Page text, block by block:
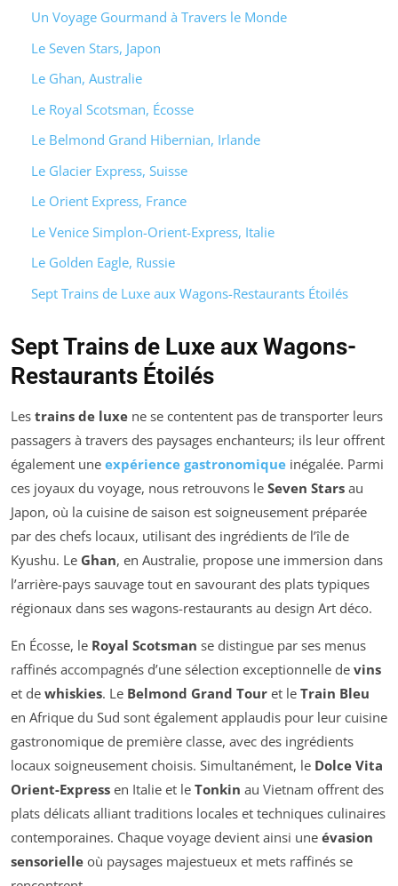
Un Voyage Gourmand à Travers le Monde
Le Seven Stars, Japon
Le Ghan, Australie
Le Royal Scotsman, Écosse
Le Belmond Grand Hibernian, Irlande
Le Glacier Express, Suisse
Le Orient Express, France
Le Venice Simplon-Orient-Express, Italie
Le Golden Eagle, Russie
Sept Trains de Luxe aux Wagons-Restaurants Étoilés
Sept Trains de Luxe aux Wagons-
Restaurants Étoilés
Les trains de luxe ne se contentent pas de transporter leurs
passagers à travers des paysages enchanteurs; ils leur offrent
également une expérience gastronomique inégalée. Parmi
ces joyaux du voyage, nous retrouvons le Seven Stars au
Japon, où la cuisine de saison est soigneusement préparée
par des chefs locaux, utilisant des ingrédients de l’île de
Kyushu. Le Ghan, en Australie, propose une immersion dans
l’arrière-pays sauvage tout en savourant des plats typiques
régionaux dans ses wagons-restaurants au design Art déco.
En Écosse, le Royal Scotsman se distingue par ses menus
raffinés accompagnés d’une sélection exceptionnelle de vins
et de whiskies. Le Belmond Grand Tour et le Train Bleu
en Afrique du Sud sont également applaudis pour leur cuisine
gastronomique de première classe, avec des ingrédients
locaux soigneusement choisis. Simultanément, le Dolce Vita
Orient-Express en Italie et le Tonkin au Vietnam offrent des
plats délicats alliant traditions locales et techniques culinaires
contemporaines. Chaque voyage devient ainsi une évasion
sensorielle où paysages majestueux et mets raffinés se